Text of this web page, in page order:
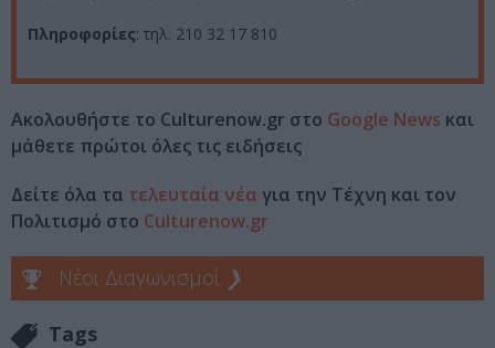
Πληροφορίες: τηλ. 210 32 17 810
Ακολουθήστε το Culturenow.gr στο Google News και
μάθετε πρώτοι όλες τις ειδήσεις
Δείτε όλα τα τελευταία νέα για την Τέχνη και τον
Πολιτισμό στο Culturenow.gr
Νέοι Διαγωνισμοί ❯
Tags